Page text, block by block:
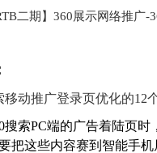
二期】360展示网络推广-
移动推广登录页优化的12
搜索PC端的广告着陆页
把这些内容赛到智能手